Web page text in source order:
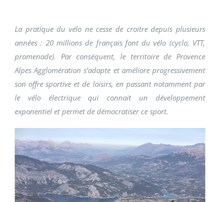
La pratique du vélo ne cesse de croitre depuis plusieurs
années : 20 millions de français font du vélo (cyclo, VTT,
promenade). Par conséquent, le territoire de Provence
Alpes Agglomération s’adapte et améliore progressivement
son offre sportive et de loisirs, en passant notamment par
le vélo électrique qui connait un développement
exponentiel et permet de démocratiser ce sport.